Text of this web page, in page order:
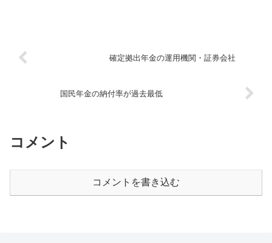
確定拠出年金の運用機関・証券会社
国民年金の納付率が過去最低
コメント
コメントを書き込む